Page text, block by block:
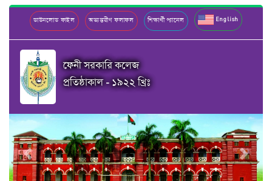
ডাউনলোড ফাইল অভ্যন্তরীণ ফলাফল শিক্ষার্থী প্যানেল English
ফেনী সরকারি কলেজ
প্রতিষ্ঠাকাল - ১৯২২ খ্রিঃ
Previous Next